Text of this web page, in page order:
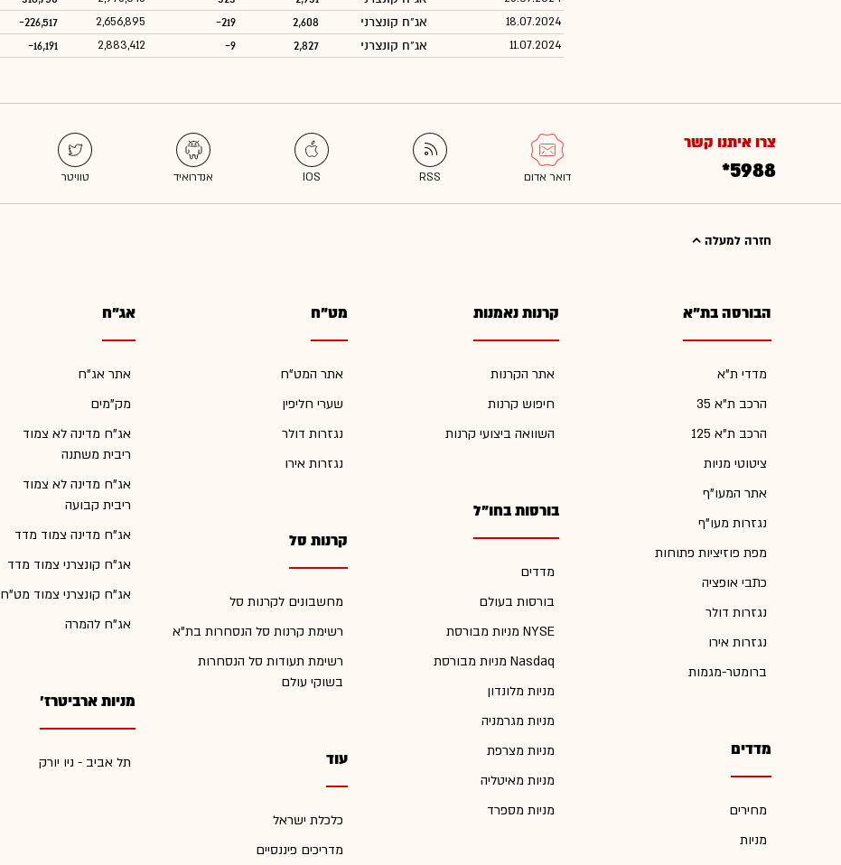
18.07.2024 אג"ח קונצרני 2,608
-219
2,656,895
-226,517
11.07.2024 אג"ח קונצרני 2,827
-9
2,883,412
-16,191
צרו איתנו קשר
*5988
חזרה למעלה
הבורסה בת"א
מדדי ת"א
הרכב ת"א 35
הרכב ת"א 125
ציטוטי מניות
אתר המעו"ף
נגזרות מעו"ף
מפת פוזיציות פתוחות
כתבי אופציה
נגזרות דולר
נגזרות אירו
ברומטר-מגמות
מדדים
מחירים
מניות
קרנות נאמנות
אתר הקרנות
חיפוש קרנות
השוואה ביצועי קרנות
בורסות בחו"ל
מדדים
בורסות בעולם
מניות מבורסת NYSE
מניות מבורסת Nasdaq
מניות מלונדון
מניות מגרמניה
מניות מצרפת
מניות מאיטליה
מניות מספרד
מט"ח
אתר המט"ח
שערי חליפין
נגזרות דולר
נגזרות אירו
קרנות סל
מחשבונים לקרנות סל
רשימת קרנות סל הנסחרות בת"א
רשימת תעודות סל הנסחרות
בשוקי עולם
עוד
כלכלת ישראל
מדריכים פיננסיים
אג"ח
אתר אג"ח
מק"מים
אג"ח מדינה לא צמוד
ריבית משתנה
אג"ח מדינה לא צמוד
ריבית קבועה
אג"ח מדינה צמוד מדד
אג"ח קונצרני צמוד מדד
אג"ח קונצרני צמוד מט"ח
אג"ח להמרה
מניות ארביטרז'
תל אביב - ניו יורק